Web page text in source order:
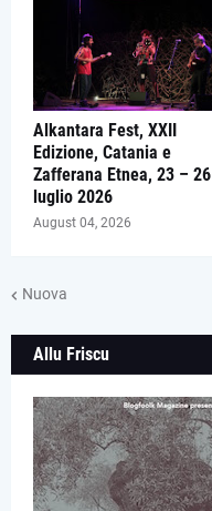
Alkantara Fest, XXII
Edizione, Catania e
Zafferana Etnea, 23 – 26
luglio 2026
August 04, 2026
Nuova
Allu Friscu